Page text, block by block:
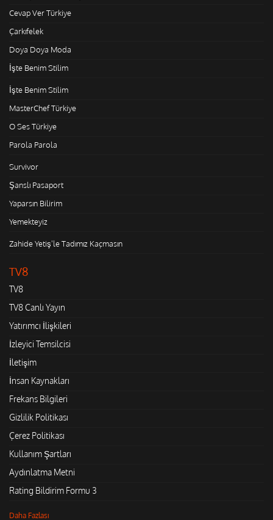
Cevap Ver Türkiye
Çarkıfelek
Doya Doya Moda
İşte Benim Stilim
İşte Benim Stilim
MasterChef Türkiye
O Ses Türkiye
Parola Parola
Survivor
Şanslı Pasaport
Yaparsın Bilirim
Yemekteyiz
Zahide Yetiş'le Tadımız Kaçmasın
TV8
TV8
TV8 Canlı Yayın
Yatırımcı İlişkileri
İzleyici Temsilcisi
İletişim
İnsan Kaynakları
Frekans Bilgileri
Gizlilik Politikası
Çerez Politikası
Kullanım Şartları
Aydınlatma Metni
Rating Bildirim Formu 3
Daha Fazlası